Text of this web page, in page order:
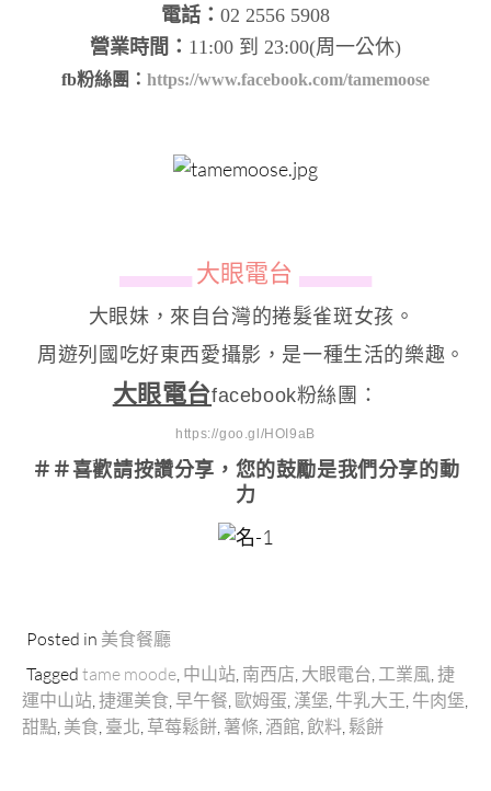
電話： 02 2556 5908
營業時間： 11:00 到 23:00(周一公休)
fb粉絲團： https://www.facebook.com/tamemoose
▄▄▄▄▄▄ 大眼電台 ▄▄▄▄▄▄
大眼妹，來自台灣的捲髮雀斑女孩。
周遊列國吃好東西愛攝影，是一種生活的樂趣。
大眼電台facebook粉絲團：
https://goo.gl/HOI9aB
＃＃喜歡請按讚分享 ，您的鼓勵是我們分享的動
力
Posted in 美食餐廳
Tagged tame moode 中山站 南西店 大眼電台 工業風 捷
運中山站 捷運美食 早午餐 歐姆蛋 漢堡 牛乳大王 牛肉堡
甜點 美食 臺北 草莓鬆餅 薯條 酒館 飲料 鬆餅